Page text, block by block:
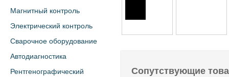
Магнитный контроль
Электрический контроль
Сварочное оборудование
Автодиагностика
Рентгенографический
Сопутствующие